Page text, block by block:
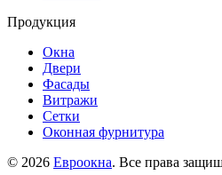
Продукция
Окна
Двери
Фасады
Витражи
Сетки
Оконная фурнитура
© 2026 Евроокна. Все права